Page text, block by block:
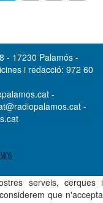
- 17230 Palamós -
i redacció: 972 60
-
-
serveis, cerques i
que n'accepta